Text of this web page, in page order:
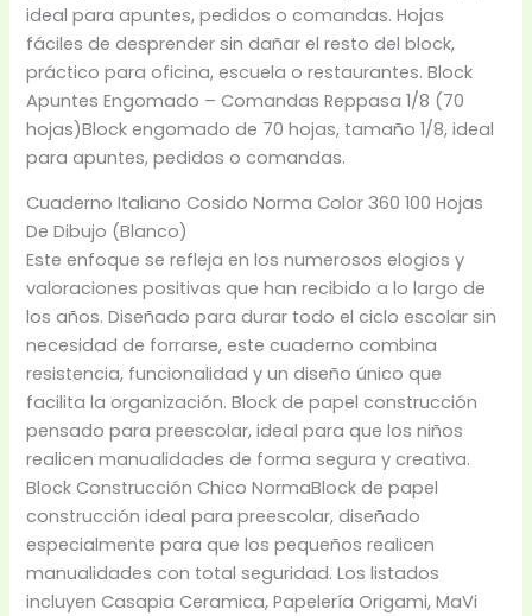
ideal para apuntes, pedidos o comandas. Hojas
fáciles de desprender sin dañar el resto del block,
práctico para oficina, escuela o restaurantes. Block
Apuntes Engomado – Comandas Reppasa 1/8 (70
hojas)Block engomado de 70 hojas, tamaño 1/8, ideal
para apuntes, pedidos o comandas.
Cuaderno Italiano Cosido Norma Color 360 100 Hojas
De Dibujo (Blanco)
Este enfoque se refleja en los numerosos elogios y
valoraciones positivas que han recibido a lo largo de
los años. Diseñado para durar todo el ciclo escolar sin
necesidad de forrarse, este cuaderno combina
resistencia, funcionalidad y un diseño único que
facilita la organización. Block de papel construcción
pensado para preescolar, ideal para que los niños
realicen manualidades de forma segura y creativa.
Block Construcción Chico NormaBlock de papel
construcción ideal para preescolar, diseñado
especialmente para que los pequeños realicen
manualidades con total seguridad. Los listados
incluyen Casapia Ceramica, Papelería Origami, MaVi